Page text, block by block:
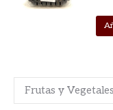
Frutas y Vegetales